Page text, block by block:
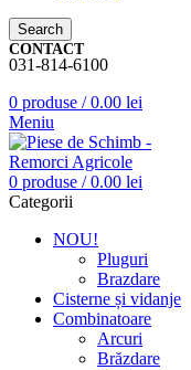
Search
CONTACT
031-814-6100
0 produse / 0.00 lei
Meniu
0 produse / 0.00 lei
Categorii
NOU!
Pluguri
Brazdare
Cisterne și vidanje
Combinatoare
Arcuri
Brăzdare